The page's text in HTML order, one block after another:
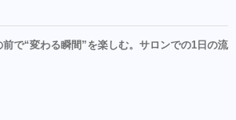
前で“変わる瞬間”を楽しむ。サロンでの1日の流